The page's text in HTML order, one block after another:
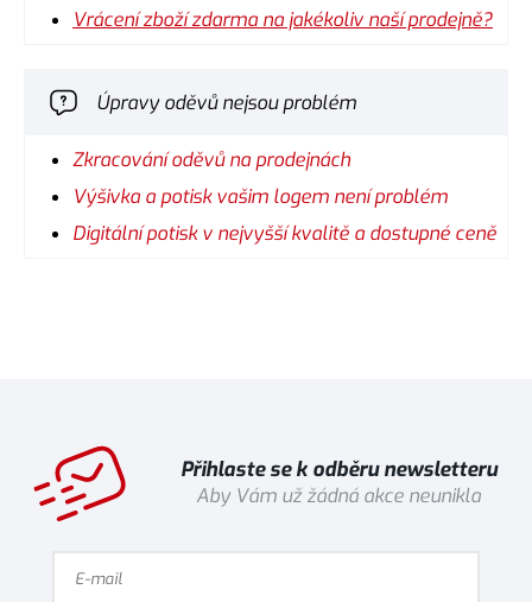
Vrácení zboží zdarma na jakékoliv naší prodejně?
Úpravy oděvů nejsou problém
Zkracování oděvů na prodejnách
Výšivka a potisk vašim logem není problém
Digitální potisk v nejvyšší kvalitě a dostupné ceně
Přihlaste se k odběru newsletteru
Aby Vám už žádná akce neunikla